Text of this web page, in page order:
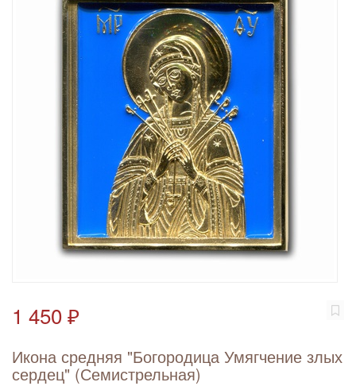
1 450 ₽
Икона средняя "Богородица Умягчение злых
сердец" (Семистрельная)